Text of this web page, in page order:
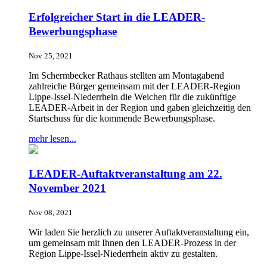
Erfolgreicher Start in die LEADER-
Bewerbungsphase
Nov 25, 2021
Im Schermbecker Rathaus stellten am Montagabend
zahlreiche Bürger gemeinsam mit der LEADER-Region
Lippe-Issel-Niederrhein die Weichen für die zukünftige
LEADER-Arbeit in der Region und gaben gleichzeitig den
Startschuss für die kommende Bewerbungsphase.
mehr lesen...
LEADER-Auftaktveranstaltung am 22.
November 2021
Nov 08, 2021
Wir laden Sie herzlich zu unserer Auftaktveranstaltung ein,
um gemeinsam mit Ihnen den LEADER-Prozess in der
Region Lippe-Issel-Niederrhein aktiv zu gestalten.